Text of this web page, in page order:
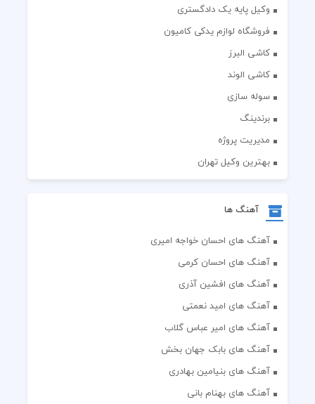
وکیل پایه یک دادگستری
فروشگاه لوازم یدکی کامیون
کاشی البرز
کاشی الوند
سوله سازی
برندینگ
مدیریت پروژه
بهترین وکیل تهران
آهنگ ها
آهنگ های احسان خواجه امیری
آهنگ های احسان کرمی
آهنگ های افشین آذری
آهنگ های امید نعمتی
آهنگ های امیر عباس گلاب
آهنگ های بابک جهان بخش
آهنگ های بنیامین بهادری
آهنگ های بهنام بانی